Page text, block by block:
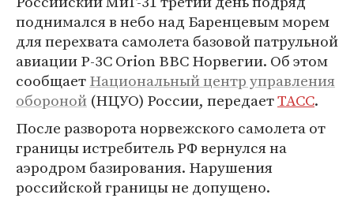
поднимался в небо над Баренцевым морем
для перехвата самолета базовой патрульной
авиации Р-3С Orion ВВС Норвегии. Об этом
сообщаетНациональный центр управления
обороной (НЦУО) России, передаетТАСС.
После разворота норвежского самолета от
границы истребитель РФ вернулся на
аэродром базирования. Нарушения
российской границы не допущено.